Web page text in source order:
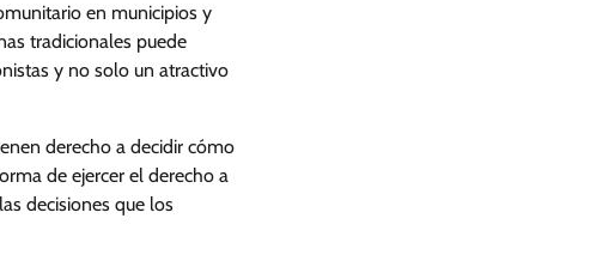
en municipios y
tradicionales puede
y no solo un atractivo
derecho a decidir cómo
de ejercer el derecho a
decisiones que los